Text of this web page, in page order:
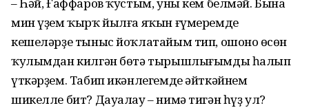
мин үҙем ҡырҡ йылға яҡын ғүмеремде
кешеләрҙе тыныс йоҡлатайым тип, ошоноң өсөн
ҡулым­дан килгән бөтә тырышлығымды һалып
үткәрҙем. Табип икәнлегемде әйткәй­нем
шикелле бит? Дауалау – нимә тигән һүҙ ул?